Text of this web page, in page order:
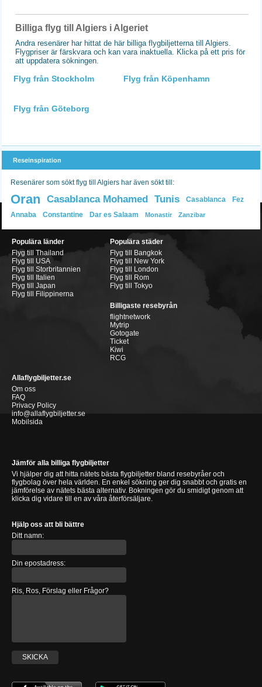
Billiga flyg till Algiers i Algeriet
Andra resenärer har hittat de här billiga flygbiljetterna till Algiers.
Flygpriser är färskvara och kan vara inaktuella. Klicka på ett pris för
att uppdatera sökningen.
Flyg från Stockholm Flyg från Köpenhamn
Flyg från Göteborg
Reseinspiration
Resenärer som sökt flyg till Algiers har även sökt till:
Oran Casablanca Mohamed Tunis Casablanca
Fez
Annaba
Constantine Dar es Salaam Monastir Zanzibar
Populära länder
Flyg till Thailand
Flyg till USA
Flyg till Storbritannien
Flyg till Italien
Flyg till Japan
Flyg till Filippinerna
Populära städer
Flyg till Bangkok
Flyg till New York
Flyg till London
Flyg till Rom
Flyg till Tokyo
Billigaste resebyrån
flightnetwork
Mytrip
Gotogate
Ticket
Kiwi
RCG
Allaflygbiljetter.se
Om oss
FAQ
Privacy Policy
info@allaflygbiljetter.se
Mobilsida
Jämför alla billiga flygbiljetter
Vi hjälper dig att hitta nätets bästa flygbiljetter bland resebyråer och
flygbolag över hela världen. En enkel sökning ger dig snabbt och gratis en
jämförelse av nätets bästa alternativ. Bokningen gör du smidigt genom att
klicka dig vidare till en av våra återförsäljare.
Hjälp oss att bli bättre
Ditt namn:
Din epostadress:
Ris, Ros, Förslag eller Frågor?
SKICKA